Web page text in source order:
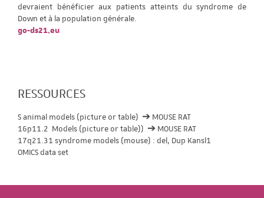
devraient bénéficier aux patients atteints du syndrome de
Down et à la population générale.
go-ds21.eu
RESSOURCES
S animal models (picture or table) ➔ MOUSE RAT
16p11.2 Models (picture or table)) ➔ MOUSE RAT
17q21.31 syndrome models (mouse) : del, Dup Kansl1
OMICS data set